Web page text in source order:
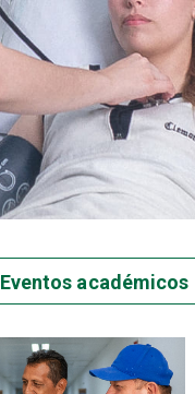
Eventos académicos